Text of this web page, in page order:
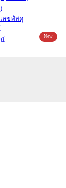
ลขพัสดุ
New